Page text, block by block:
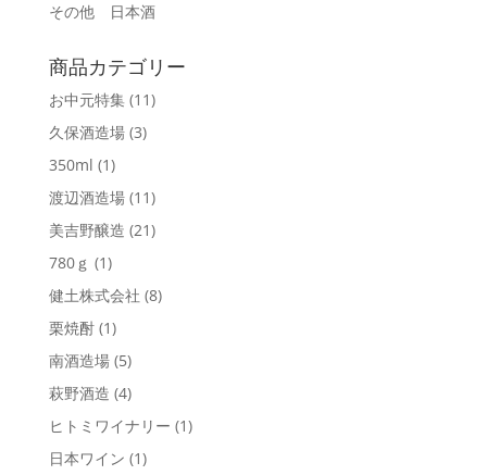
その他 日本酒
商品カテゴリー
お中元特集 (11)
久保酒造場 (3)
350ml (1)
渡辺酒造場 (11)
美吉野醸造 (21)
780ｇ (1)
健土株式会社 (8)
栗焼酎 (1)
南酒造場 (5)
萩野酒造 (4)
ヒトミワイナリー (1)
日本ワイン (1)